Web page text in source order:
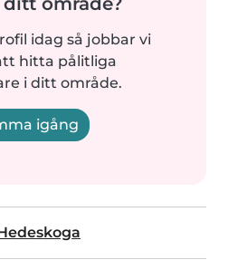
idag så jobbar vi
hitta pålitliga
i ditt område.
igång